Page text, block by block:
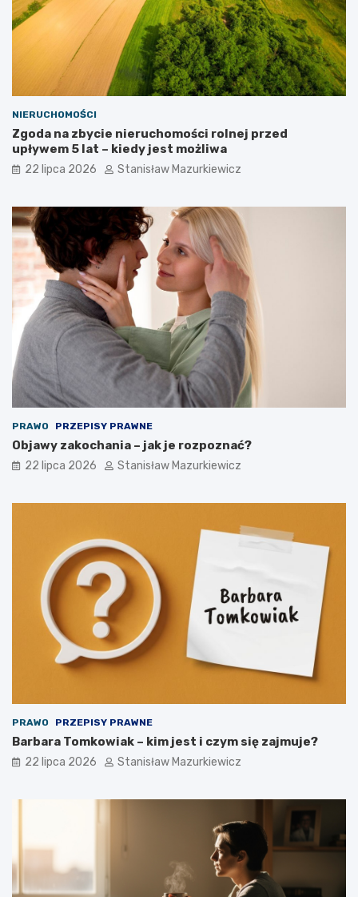
NIERUCHOMOŚCI
Zgoda na zbycie nieruchomości rolnej przed
upływem 5 lat – kiedy jest możliwa
22 lipca 2026 Stanisław Mazurkiewicz
PRAWO PRZEPISY PRAWNE
Objawy zakochania – jak je rozpoznać?
22 lipca 2026 Stanisław Mazurkiewicz
PRAWO PRZEPISY PRAWNE
Barbara Tomkowiak – kim jest i czym się zajmuje?
22 lipca 2026 Stanisław Mazurkiewicz